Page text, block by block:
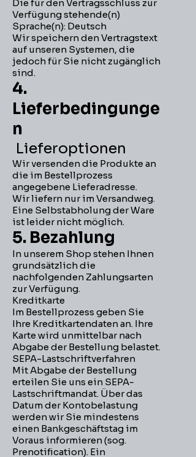
Die für den Vertragsschluss zur
Verfügung stehende(n)
Sprache(n): Deutsch
Wir speichern den Vertragstext
auf unseren Systemen, die
jedoch für Sie nicht zugänglich
sind.
4.
Lieferbedingunge
n
Lieferoptionen
Wir versenden die Produkte an
die im Bestellprozess
angegebene Lieferadresse.
Wir liefern nur im Versandweg.
Eine Selbstabholung der Ware
ist leider nicht möglich.
5. Bezahlung
In unserem Shop stehen Ihnen
grundsätzlich die
nachfolgenden Zahlungsarten
zur Verfügung.
Kreditkarte
Im Bestellprozess geben Sie
Ihre Kreditkartendaten an. Ihre
Karte wird unmittelbar nach
Abgabe der Bestellung belastet.
SEPA-Lastschriftverfahren
Mit Abgabe der Bestellung
erteilen Sie uns ein SEPA-
Lastschriftmandat. Über das
Datum der Kontobelastung
werden wir Sie mindestens
einen Bankgeschäftstag im
Voraus informieren (sog.
Prenotification). Ein